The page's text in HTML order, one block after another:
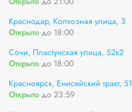
Краснодар, Колхозная улица, 3
Открыто до 18:00
Сочи, Пластунская улица, 52к2
Открыто до 18:00
Красноярск, Енисейский тракт, 51
Открыто до 23:59